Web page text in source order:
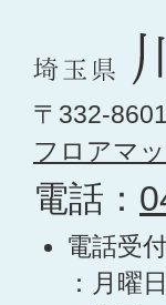
〒332-
フロアマ
電話：
電話受
：月曜